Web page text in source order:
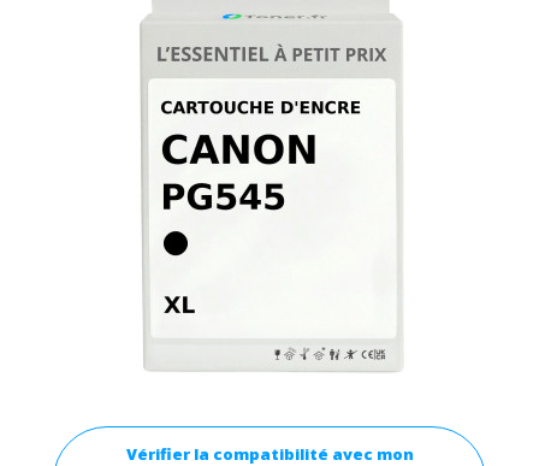
Vérifier la compatibilité avec mon